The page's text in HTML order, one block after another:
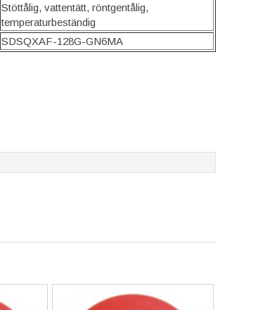
Stöttålig, vattentätt, röntgentålig,
temperaturbeständig
SDSQXAF-128G-GN6MA